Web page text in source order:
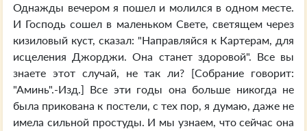
Однажды вечером я пошел и молился в одном месте.
И Господь сошел в маленьком Свете, светящем через
кизиловый куст, сказал: "Направляйся к Картерам, для
исцеления Джорджи. Она станет здоровой". Все вы
знаете этот случай, не так ли? [Собрание говорит:
"Аминь".-Изд.] Все эти годы она больше никогда не
была прикована к постели, с тех пор, я думаю, даже не
имела сильной простуды. И мы узнаем, что сейчас она